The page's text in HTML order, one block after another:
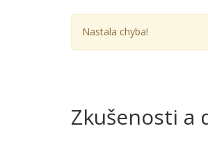
Nastala chyba!
Zkušenosti a